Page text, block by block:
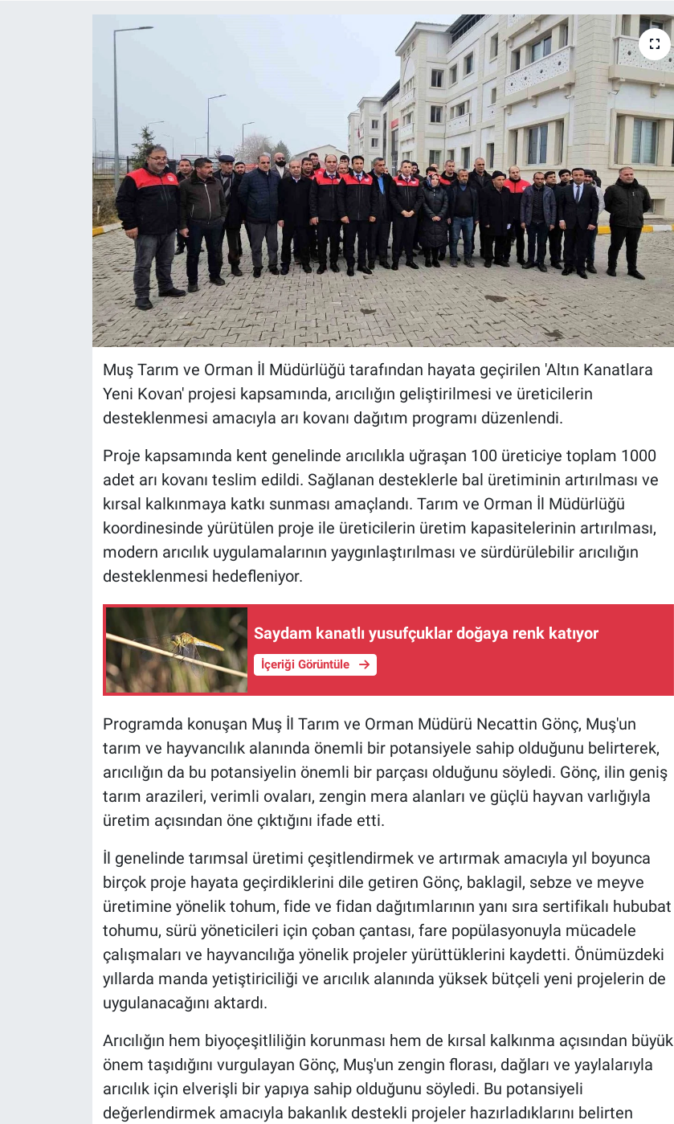
Muş Tarım ve Orman İl Müdürlüğü tarafından hayata geçirilen 'Altın Kanatlara
Yeni Kovan' projesi kapsamında, arıcılığın geliştirilmesi ve üreticilerin
desteklenmesi amacıyla arı kovanı dağıtım programı düzenlendi.
Proje kapsamında kent genelinde arıcılıkla uğraşan 100 üreticiye toplam 1000
adet arı kovanı teslim edildi. Sağlanan desteklerle bal üretiminin artırılması ve
kırsal kalkınmaya katkı sunması amaçlandı. Tarım ve Orman İl Müdürlüğü
koordinesinde yürütülen proje ile üreticilerin üretim kapasitelerinin artırılması,
modern arıcılık uygulamalarının yaygınlaştırılması ve sürdürülebilir arıcılığın
desteklenmesi hedefleniyor.
Saydam kanatlı yusufçuklar doğaya renk katıyor
İçeriği Görüntüle
Programda konuşan Muş İl Tarım ve Orman Müdürü Necattin Gönç, Muş'un
tarım ve hayvancılık alanında önemli bir potansiyele sahip olduğunu belirterek,
arıcılığın da bu potansiyelin önemli bir parçası olduğunu söyledi. Gönç, ilin geniş
tarım arazileri, verimli ovaları, zengin mera alanları ve güçlü hayvan varlığıyla
üretim açısından öne çıktığını ifade etti.
İl genelinde tarımsal üretimi çeşitlendirmek ve artırmak amacıyla yıl boyunca
birçok proje hayata geçirdiklerini dile getiren Gönç, baklagil, sebze ve meyve
üretimine yönelik tohum, fide ve fidan dağıtımlarının yanı sıra sertifikalı hububat
tohumu, sürü yöneticileri için çoban çantası, fare popülasyonuyla mücadele
çalışmaları ve hayvancılığa yönelik projeler yürüttüklerini kaydetti. Önümüzdeki
yıllarda manda yetiştiriciliği ve arıcılık alanında yüksek bütçeli yeni projelerin de
uygulanacağını aktardı.
Arıcılığın hem biyoçeşitliliğin korunması hem de kırsal kalkınma açısından büyük
önem taşıdığını vurgulayan Gönç, Muş'un zengin florası, dağları ve yaylalarıyla
arıcılık için elverişli bir yapıya sahip olduğunu söyledi. Bu potansiyeli
değerlendirmek amacıyla bakanlık destekli projeler hazırladıklarını belirten
Kültür-Sanat
Politika
Resmi İlanlar